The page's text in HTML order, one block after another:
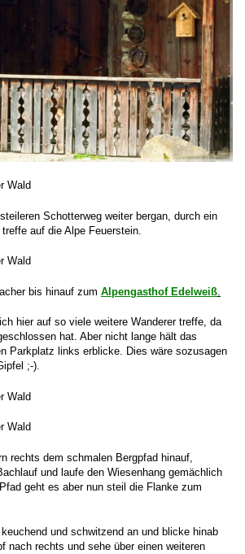
Schotterweg weiter bergan, durch ein
auf die Alpe Feuerstein.
bis hinauf zum Alpengasthof Edelweiß
hier auf so viele weitere Wanderer treffe, da
hat. Aber nicht lange hält das
Parkplatz links erblicke. Dies wäre sozusagen
;-).
rechts dem schmalen Bergpfad hinauf,
und laufe den Wiesenhang gemächlich
geht es aber nun steil die Flanke zum
und schwitzend an und blicke hinab
nach rechts und sehe über einen weiteren